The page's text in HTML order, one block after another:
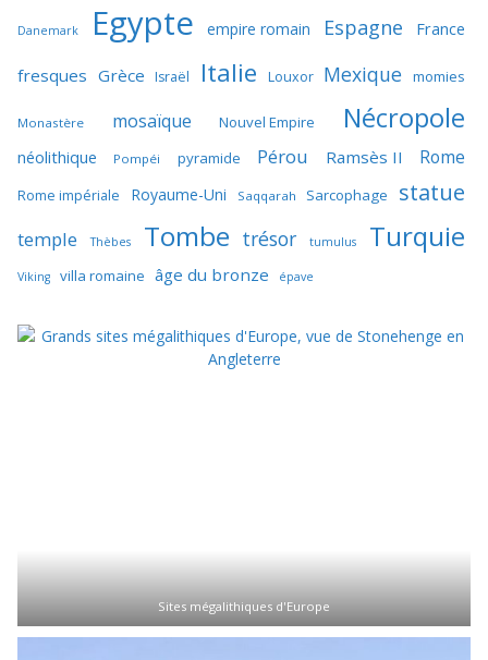
Danemark Egypte empire romain Espagne France
fresques Grèce Israël Italie Louxor Mexique momies
Monastère mosaïque Nouvel Empire Nécropole
néolithique Pompéi pyramide Pérou Ramsès II Rome
Rome impériale Royaume-Uni Saqqarah Sarcophage statue
temple Thèbes Tombe trésor tumulus Turquie
Viking villa romaine âge du bronze épave
Sites mégalithiques d'Europe